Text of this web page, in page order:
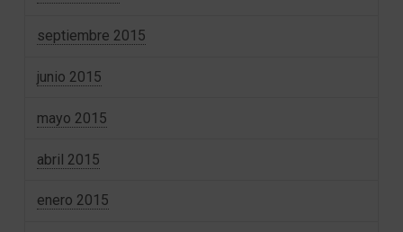
septiembre 2015
junio 2015
mayo 2015
abril 2015
enero 2015